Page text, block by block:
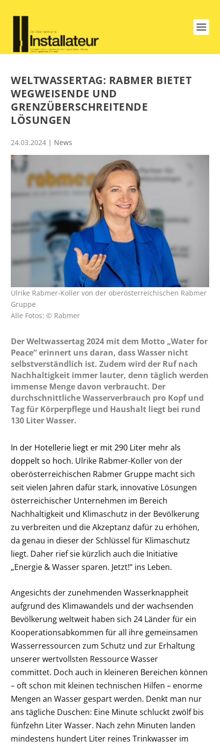
WELTWASSERTAG: RABMER BIETET
WEGWEISENDE UND
GRENZÜBERSCHREITENDE
LÖSUNGEN
24.03.2024 | News
Ulrike Rabmer-Koller von der oberösterreichischen Rabmer
Gruppe
Alle Fotos: © Rabmer
Der Weltwassertag 2024 mit dem Motto „Water for
Peace“ erinnert uns daran, dass Wasser nicht
selbstverständlich ist. Zudem wird der Ruf nach
Nachhaltigkeit immer lauter, denn täglich werden
immense Menge davon verbraucht. Der
durchschnittliche Wasserverbrauch pro Kopf und
Tag für Körperpflege und Haushalt liegt bei rund
130 Liter Wasser.
In der Hotellerie liegt er mit 290 Liter mehr als
doppelt so hoch. Ulrike Rabmer-Koller von der
oberösterreichischen Rabmer Gruppe macht sich
seit vielen Jahren dafür stark, innovative Lösungen
österreichischer Unternehmen im Bereich
Nachhaltigkeit und Klimaschutz in der Bevölkerung
zu verbreiten und die Akzeptanz dafür zu erhöhen,
da genau in dieser der Schlüssel für Klimaschutz
liegt. Daher rief sie kürzlich auch die Initiative
„Energie & Wasser sparen. Jetzt!“ ins Leben.
Angesichts der zunehmenden Wasserknappheit
aufgrund des Klimawandels und der wachsenden
Bevölkerung weltweit haben sich 24 Länder für ein
Kooperationsabkommen für all ihre gemeinsamen
Wasserressourcen zum Schutz und zur Erhaltung
unserer wertvollsten Ressource Wasser
committet. Doch auch in kleineren Bereichen können
– oft schon mit kleinen technischen Hilfen – enorme
Mengen an Wasser gespart werden. Denkt man nur
ans tägliche Duschen: Eine Minute schluckt zwölf bis
fünfzehn Liter Wasser. Nach zehn Minuten landen
mindestens hundert Liter reines Trinkwasser im